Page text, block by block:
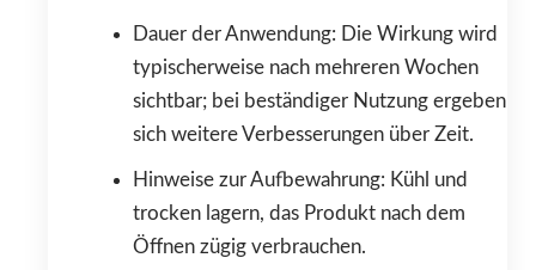
Dauer der Anwendung: Die Wirkung wird
typischerweise nach mehreren Wochen
sichtbar; bei beständiger Nutzung ergeben
sich weitere Verbesserungen über Zeit.
Hinweise zur Aufbewahrung: Kühl und
trocken lagern, das Produkt nach dem
Öffnen zügig verbrauchen.